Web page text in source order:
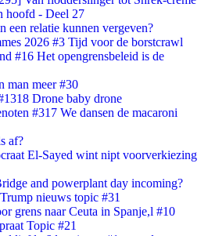
hoofd - Deel 27
een relatie kunnen vergeven?
2026 #3 Tijd voor de borstcrawl
#16 Het opengrensbeleid is de
man meer #30
Drone baby drone
#317 We dansen de macaroni
af?
El-Sayed wint nipt voorverkiezing
and powerplant day incoming?
nieuws topic #31
grens naar Ceuta in Spanje,l #10
Topic #21